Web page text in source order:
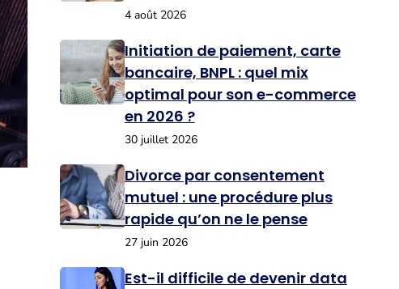
4 août 2026
Initiation de paiement, carte
bancaire, BNPL : quel mix
optimal pour son e-commerce
en 2026 ?
30 juillet 2026
Divorce par consentement
mutuel : une procédure plus
rapide qu’on ne le pense
27 juin 2026
Est-il difficile de devenir data